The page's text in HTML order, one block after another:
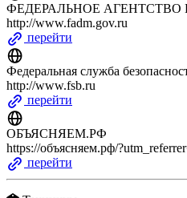
ФЕДЕРАЛЬНОЕ
http://www.fadm.gov.ru
перейти
Федеральная служба
http://www.fsb.ru
перейти
ОБЪЯСНЯЕМ.РФ
https://объясняем.рф/
перейти